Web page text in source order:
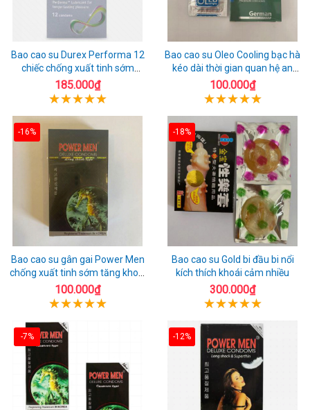
Bao cao su Durex Performa 12
chiếc chống xuất tinh sớm
chuẩn Thái Lan
185.000₫
Bao cao su Oleo Cooling bạc hà
kéo dài thời gian quan hệ an
toàn
100.000₫
-16%
Bao cao su gân gai Power Men
chống xuất tinh sớm tăng khoái
cảm
100.000₫
-18%
Bao cao su Gold bi đầu bi nổi
kích thích khoái cảm nhiều
300.000₫
-7% -12%